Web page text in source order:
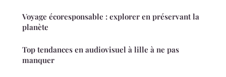
Voyage écoresponsable : explorer en préservant la
planète
Top tendances en audiovisuel à lille à ne pas
manquer